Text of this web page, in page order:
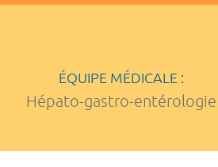
ÉQUIPE MÉDICALE :
Hépato-gastro-entérologie